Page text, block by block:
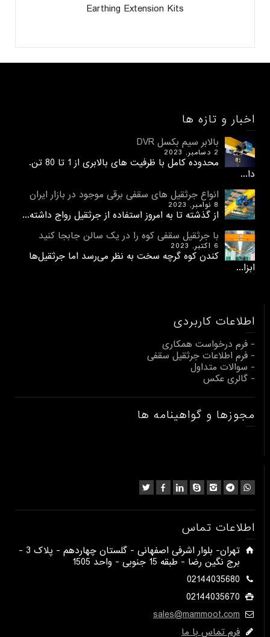
Earthing Extension Kits
اخبار و تازه ها
بالابر سیم بکسل DVR
2 دسامبر, 2023
محدوده کامل با ظرفیت های بالابری از 1 تا 80 تن.
دا...
انواع جرثقیل های سقفی برقی موجود در بازار ایران
8 نوامبر, 2023
از گذشته تا به امروز استفاده از جرثقیل رواج داشته...
با جرثقیل سقفی کوه را در یک سالن جابجا کنید
6 اکتبر, 2023
کندن کوه گرچه سخت به نظر می‌رسد اما جرثقیل‌ها
ابزا...
اطلاعات کاربردی
- فرم درخواست همکاری
- فرم اطلاعات جرثقیل سقفی
- سوالات متداول
- گالری عکس
مجوزها و گواهینامه ها
اطلاعات تماس
​تهران- بلوار اشرفی اصفهانی - گلستان چهاردهم - پلاک 3 -
برج نگین رضا - طبقه 15 جنوبی - واحد 1505​
02144035680
02144035670
sales@mammoot.com
فرم تماس با ما